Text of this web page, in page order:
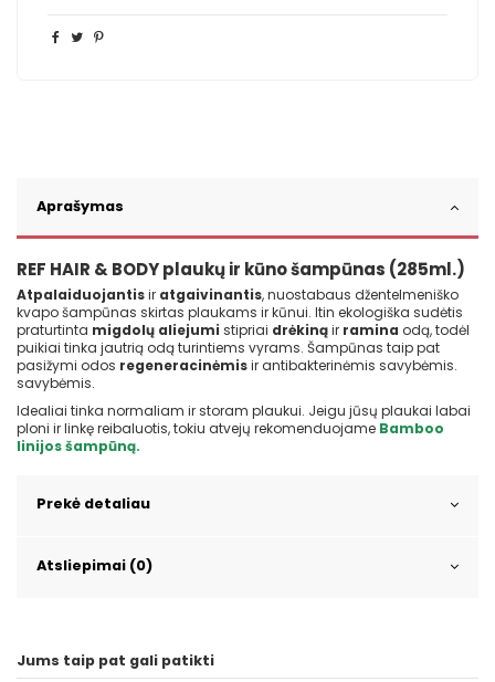
Aprašymas
REF HAIR & BODY plaukų ir kūno šampūnas (285ml.)
Atpalaiduojantisir atgaivinantis, nuostabaus džentelmeniško
kvapo šampūnas skirtas plaukams ir kūnui. Itin ekologiška sudėtis
praturtinta migdolų aliejumi stipriai drėkinąir ramina odą, todėl
puikiai tinka jautrią odą turintiems vyrams. Šampūnas taip pat
pasižymi odos regeneracinėmisir antibakterinėmis savybėmis.
savybėmis.
Idealiai tinka normaliam ir storam plaukui. Jeigu jūsų plaukai labai
ploni ir linkę reibaluotis, tokiu atvejų rekomenduojame Bamboo
linijos šampūną.
Prekė detaliau
Atsliepimai (0)
Jums taip pat gali patikti